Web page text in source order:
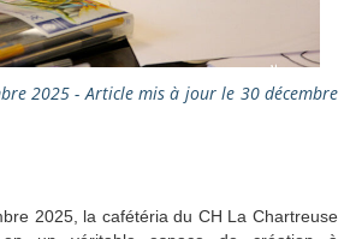
2025 - Article mis à jour le 30 décembre
2025, la cafétéria du CH La Chartreuse